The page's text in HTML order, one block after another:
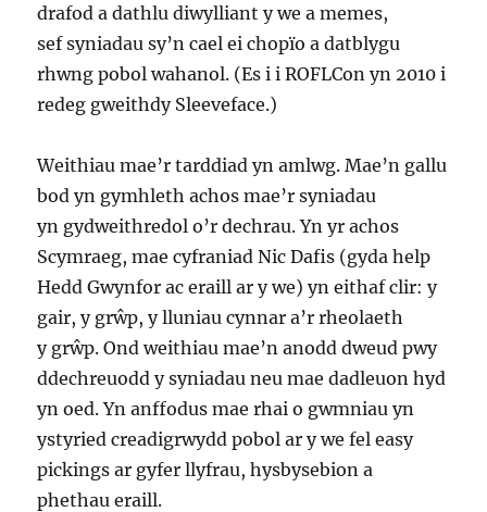
drafod a dathlu diwylliant y we a memes,
sef syniadau sy’n cael ei chopïo a datblygu
rhwng pobol wahanol. (Es i i ROFLCon yn 2010 i
redeg gweithdy Sleeveface.)
Weithiau mae’r tarddiad yn amlwg. Mae’n gallu
bod yn gymhleth achos mae’r syniadau
yn gydweithredol o’r dechrau. Yn yr achos
Scymraeg, mae cyfraniad Nic Dafis (gyda help
Hedd Gwynfor ac eraill ar y we) yn eithaf clir: y
gair, y grŵp, y lluniau cynnar a’r rheolaeth
y grŵp. Ond weithiau mae’n anodd dweud pwy
ddechreuodd y syniadau neu mae dadleuon hyd
yn oed. Yn anffodus mae rhai o gwmniau yn
ystyried creadigrwydd pobol ar y we fel easy
pickings ar gyfer llyfrau, hysbysebion a
phethau eraill.